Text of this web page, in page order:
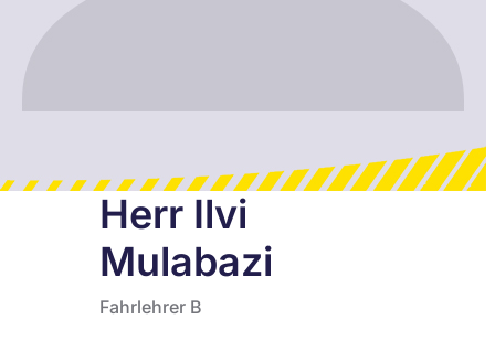
Herr Ilvi
Mulabazi
Fahrlehrer B